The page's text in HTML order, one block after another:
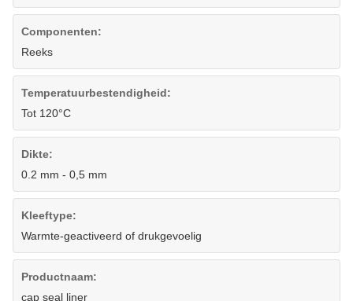
Componenten:
Reeks
Temperatuurbestendigheid:
Tot 120°C
Dikte:
0.2 mm - 0,5 mm
Kleeftype:
Warmte-geactiveerd of drukgevoelig
Productnaam:
cap seal liner